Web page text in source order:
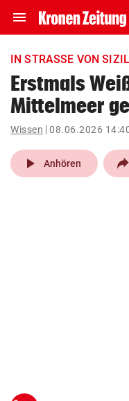
menu Navigation
ein-/ausklappen
account_circle Anmelden
pin_drop
Wien
IN STRASSE VON
Erstmals
Mittelmeer
Wissen 08.06.2026
play_arrow Anhören